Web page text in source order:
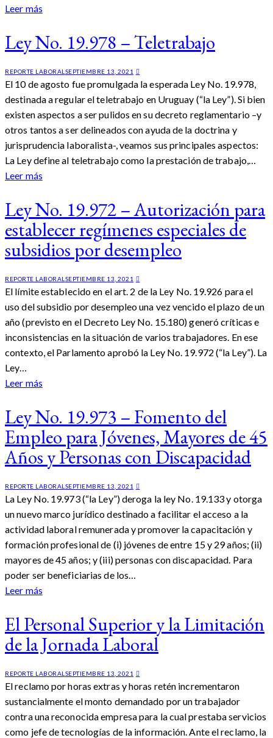
Leer más
Ley No. 19.978 – Teletrabajo
REPORTE LABORAL SEPTIEMBRE 13, 2021
El 10 de agosto fue promulgada la esperada Ley No. 19.978,
destinada a regular el teletrabajo en Uruguay (“la Ley”). Si bien
existen aspectos a ser pulidos en su decreto reglamentario –y
otros tantos a ser delineados con ayuda de la doctrina y
jurisprudencia laboralista-, veamos sus principales aspectos:
La Ley define al teletrabajo como la prestación de trabajo,…
Leer más
Ley No. 19.972 – Autorización para
establecer regímenes especiales de
subsidios por desempleo
REPORTE LABORAL SEPTIEMBRE 13, 2021
El límite establecido en el art. 2 de la Ley No. 19.926 para el
uso del subsidio por desempleo una vez vencido el plazo de un
año (previsto en el Decreto Ley No. 15.180) generó críticas e
inconsistencias en la situación de varios trabajadores. En ese
contexto, el Parlamento aprobó la Ley No. 19.972 (“la Ley”). La
Ley…
Leer más
Ley No. 19.973 – Fomento del
Empleo para Jóvenes, Mayores de 45
Años y Personas con Discapacidad
REPORTE LABORAL SEPTIEMBRE 13, 2021
La Ley No. 19.973 (“la Ley”) deroga la ley No. 19.133 y otorga
un nuevo marco jurídico destinado a facilitar el acceso a la
actividad laboral remunerada y promover la capacitación y
formación profesional de (i) jóvenes de entre 15 y 29 años; (ii)
mayores de 45 años; y (iii) personas con discapacidad. Para
poder ser beneficiarias de los…
Leer más
El Personal Superior y la Limitación
de la Jornada Laboral
REPORTE LABORAL SEPTIEMBRE 13, 2021
El reclamo por horas extras y horas retén incrementaron
sustancialmente el monto demandado por un trabajador
contra una reconocida empresa para la cual prestaba servicios
como jefe de tecnologías de la información. Ante el reclamo, la